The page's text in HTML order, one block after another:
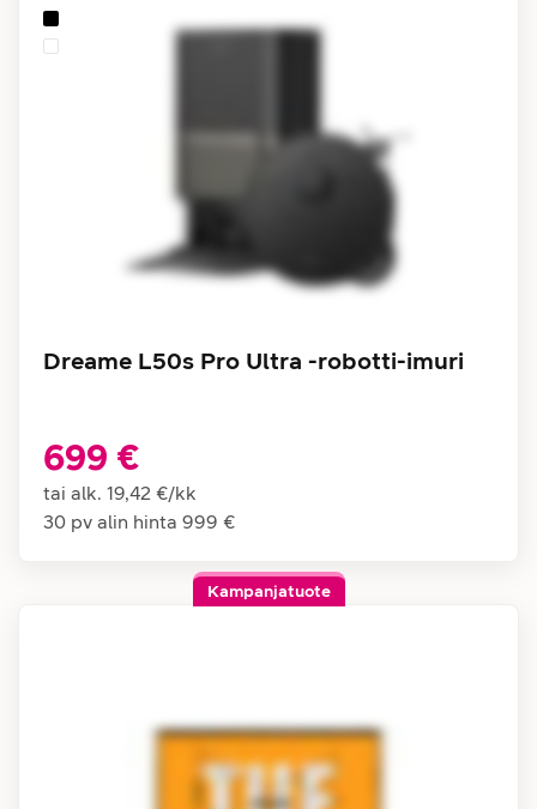
Dreame L50s Pro Ultra -robotti-imuri
699 €
tai alk. 19,42 €/kk
30 pv alin hinta 999 €
Kampanjatuote